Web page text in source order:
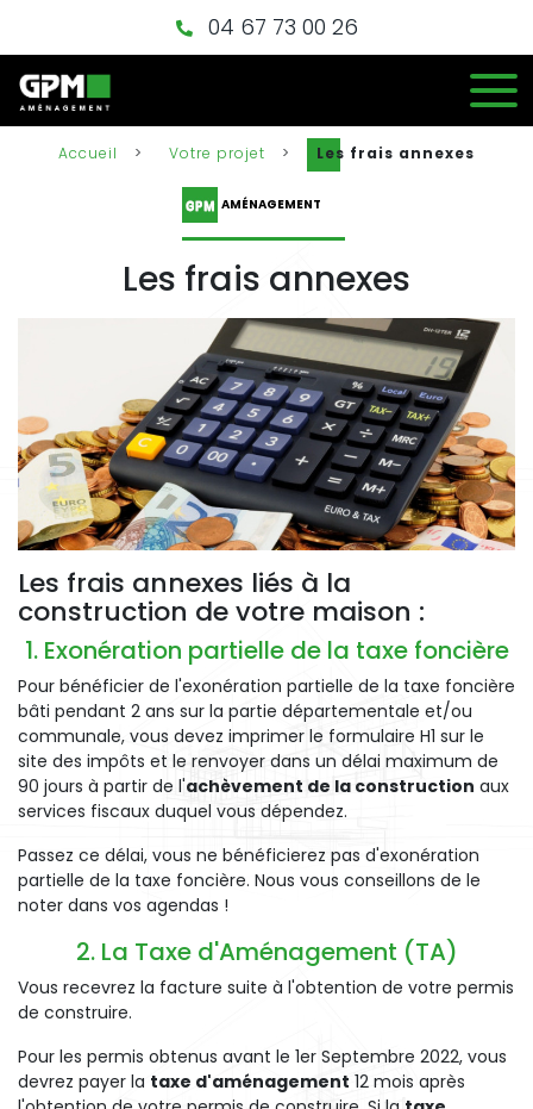
04 67 73 00 26
Accueil > Votre projet > Les frais annexes
AMÉNAGEMENT
Les frais annexes
Les frais annexes liés à la
construction de votre maison :
1. Exonération partielle de la taxe foncière
Pour bénéficier de l'exonération partielle de la taxe foncière
bâti pendant 2 ans sur la partie départementale et/ou
communale, vous devez imprimer le formulaire H1 sur le
site des impôts et le renvoyer dans un délai maximum de
90 jours à partir de l'achèvement de la construction aux
services fiscaux duquel vous dépendez.
Passez ce délai, vous ne bénéficierez pas d'exonération
partielle de la taxe foncière. Nous vous conseillons de le
noter dans vos agendas !
2. La Taxe d'Aménagement (TA)
Vous recevrez la facture suite à l'obtention de votre permis
de construire.
Pour les permis obtenus avant le 1er Septembre 2022, vous
devrez payer la taxe d'aménagement 12 mois après